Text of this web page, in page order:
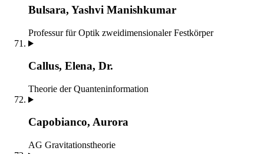
Bulsara, Yashvi Manishkumar
Professur für Optik zweidimensionaler Festkörper
Callus, Elena, Dr.
Theorie der Quanteninformation
Capobianco, Aurora
AG Gravitationstheorie